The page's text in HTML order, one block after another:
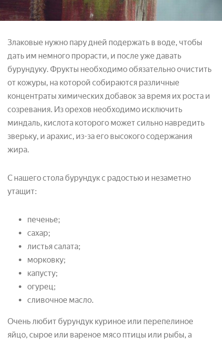
Злаковые нужно пару дней подержать в воде, чтобы
дать им немного прорасти, и после уже давать
бурундуку. Фрукты необходимо обязательно очистить
от кожуры, на которой собираются различные
концентраты химических добавок за время их роста и
созревания. Из орехов необходимо исключить
миндаль, кислота которого может сильно навредить
зверьку, и арахис, из-за его высокого содержания
жира.
С нашего стола бурундук с радостью и незаметно
утащит:
печенье;
сахар;
листья салата;
морковку;
капусту;
огурец;
сливочное масло.
Очень любит бурундук куриное или перепелиное
яйцо, сырое или вареное мясо птицы или рыбы, а